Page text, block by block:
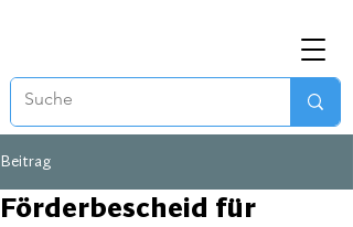
Beitrag
Förderbescheid für